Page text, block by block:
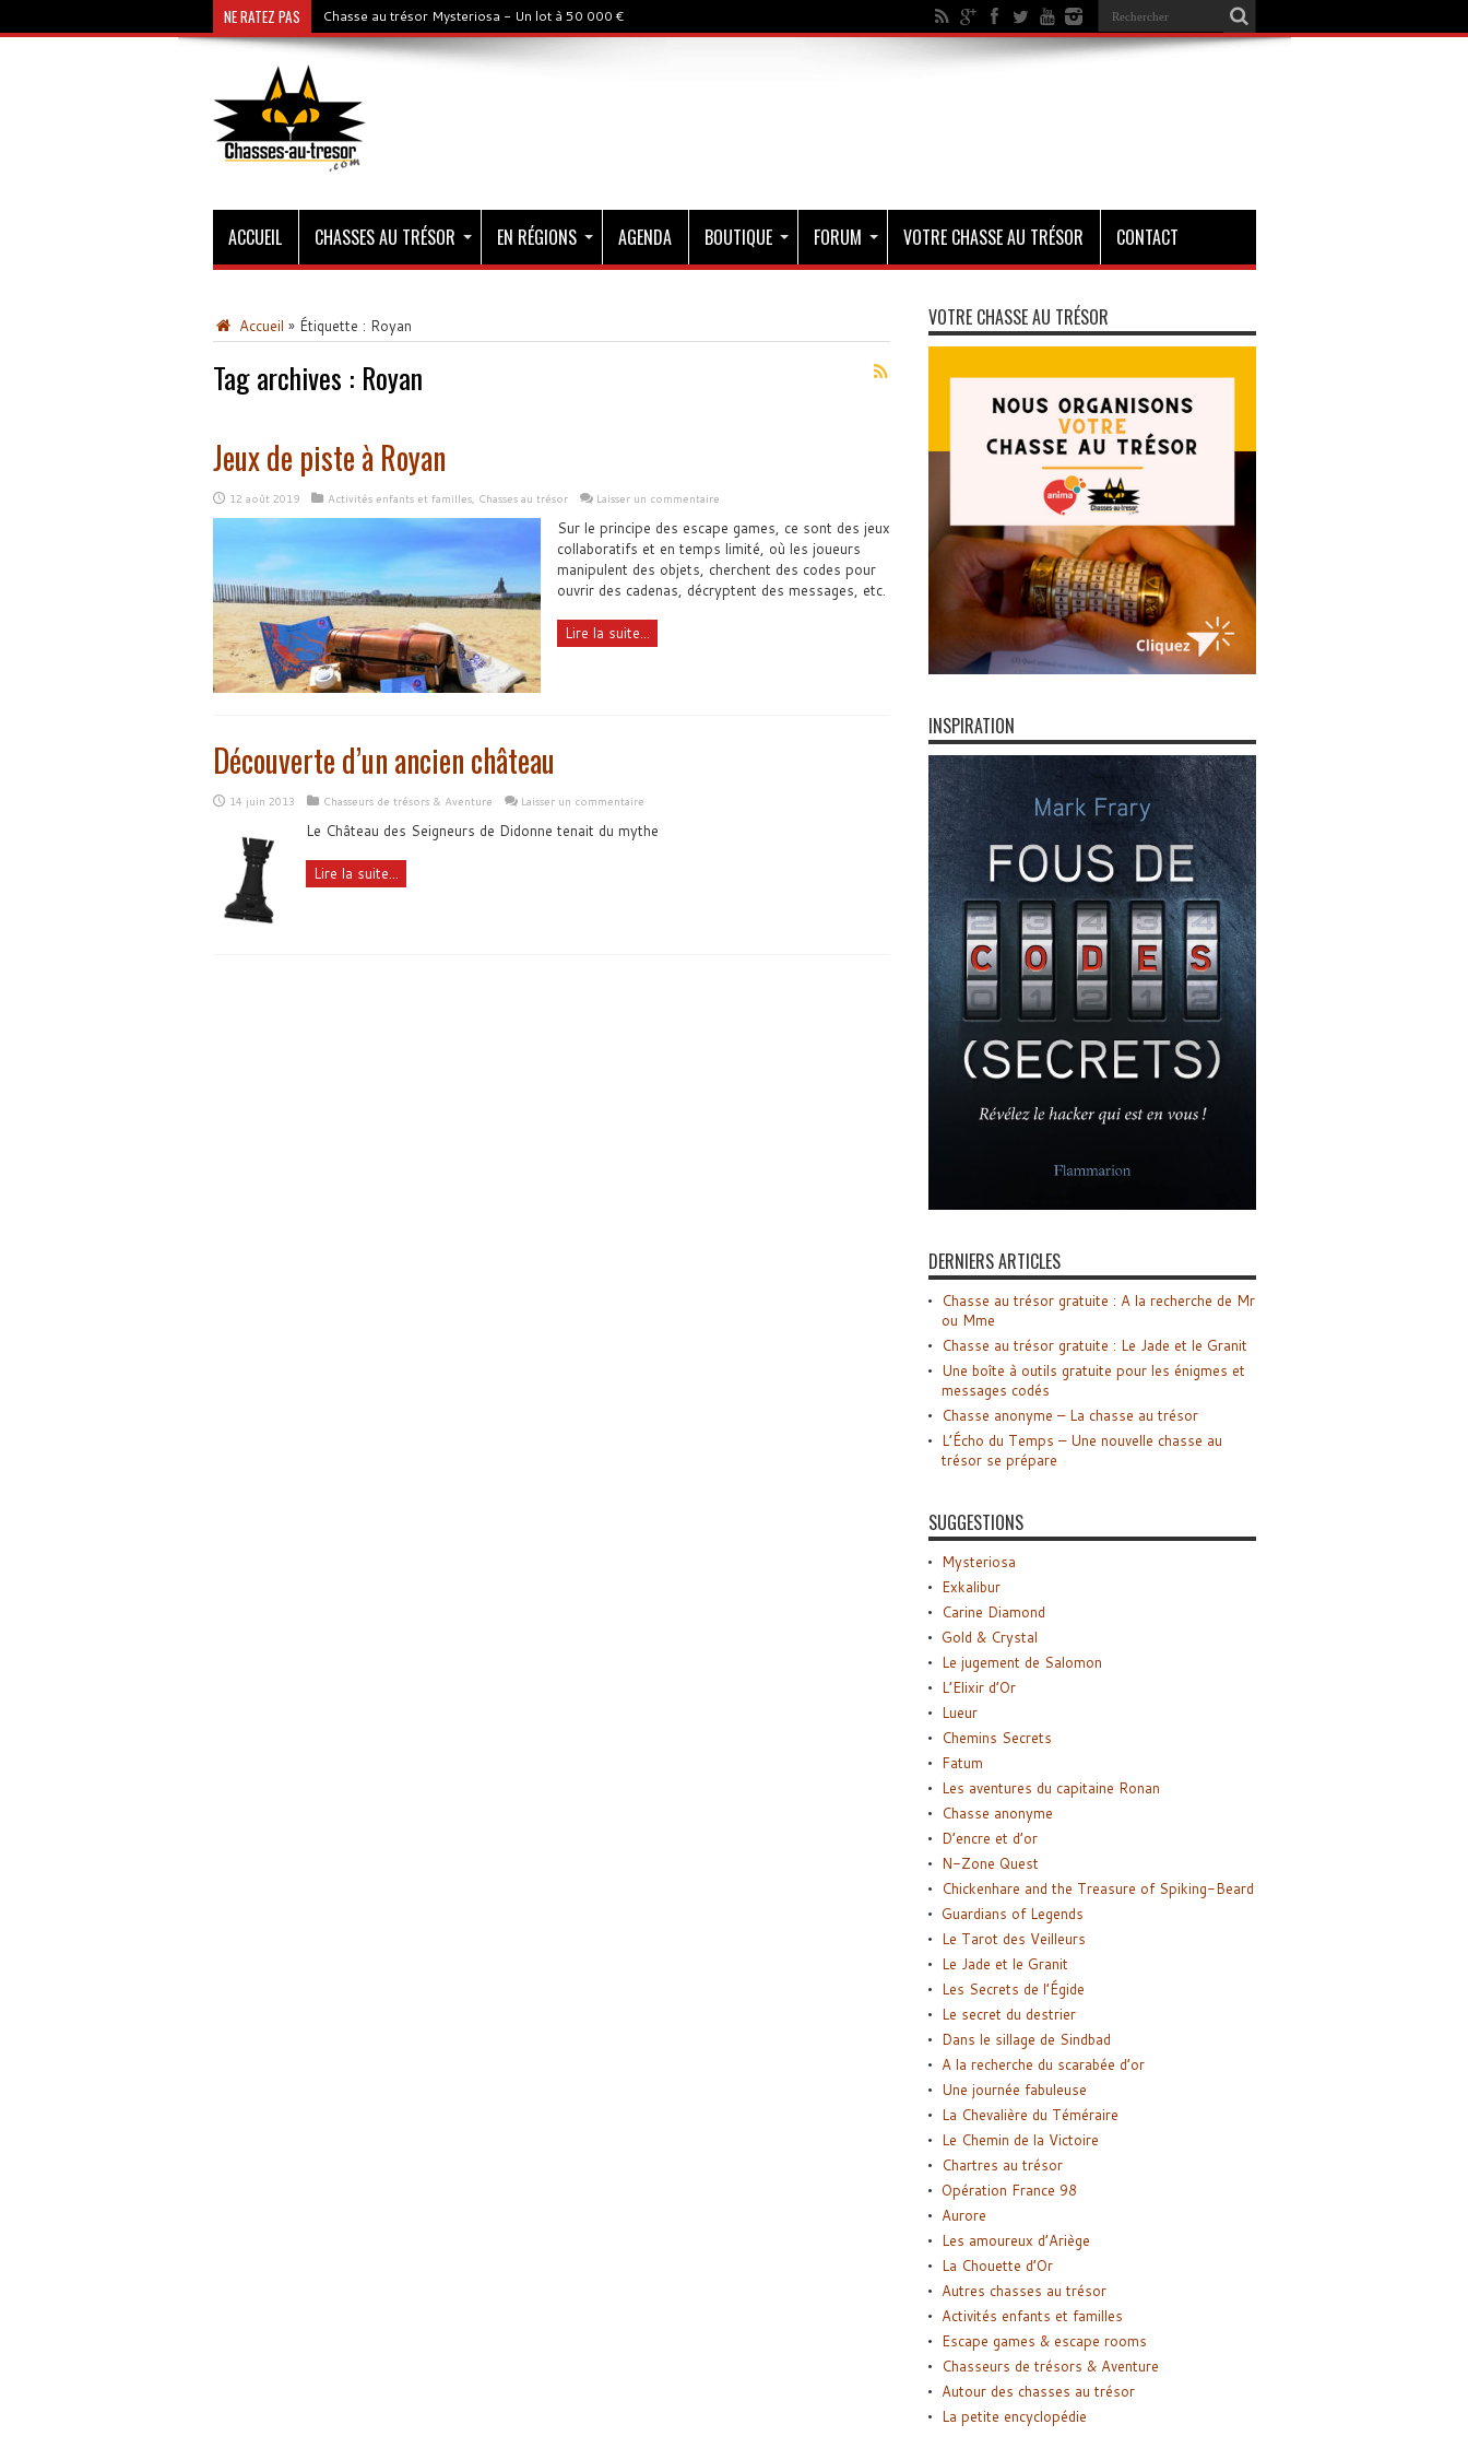
NE RATEZ PAS Chasse au trésor Mysteriosa - Un lot à 50 000 €
ACCUEIL CHASSES AU TRÉSOR EN RÉGIONS AGENDA BOUTIQUE FORUM VOTRE CHASSE AU TRÉSOR CONTACT
Accueil » Étiquette : Royan
Tag archives : Royan
Jeux de piste à Royan
12 août 2019 Activités enfants et familles, Chasses au trésor Laisser un commentaire
Sur le principe des escape games, ce sont des jeux
collaboratifs et en temps limité, où les joueurs
manipulent des objets, cherchent des codes pour
ouvrir des cadenas, décryptent des messages, etc.
Lire la suite...
Découverte d’un ancien château
14 juin 2013 Chasseurs de trésors & Aventure Laisser un commentaire
Le Château des Seigneurs de Didonne tenait du mythe
Lire la suite...
VOTRE CHASSE AU TRÉSOR
INSPIRATION
DERNIERS ARTICLES
Chasse au trésor gratuite : A la recherche de Mr
ou Mme
Chasse au trésor gratuite : Le Jade et le Granit
Une boîte à outils gratuite pour les énigmes et
messages codés
Chasse anonyme – La chasse au trésor
L’Écho du Temps – Une nouvelle chasse au
trésor se prépare
SUGGESTIONS
Mysteriosa
Exkalibur
Carine Diamond
Gold & Crystal
Le jugement de Salomon
L’Elixir d’Or
Lueur
Chemins Secrets
Fatum
Les aventures du capitaine Ronan
Chasse anonyme
D’encre et d’or
N-Zone Quest
Chickenhare and the Treasure of Spiking-Beard
Guardians of Legends
Le Tarot des Veilleurs
Le Jade et le Granit
Les Secrets de l’Égide
Le secret du destrier
Dans le sillage de Sindbad
A la recherche du scarabée d’or
Une journée fabuleuse
La Chevalière du Téméraire
Le Chemin de la Victoire
Chartres au trésor
Opération France 98
Aurore
Les amoureux d’Ariège
La Chouette d’Or
Autres chasses au trésor
Activités enfants et familles
Escape games & escape rooms
Chasseurs de trésors & Aventure
Autour des chasses au trésor
La petite encyclopédie